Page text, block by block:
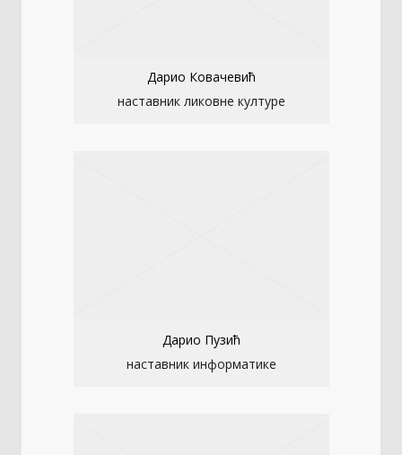
Дарио Ковачевић
наставник ликовне културе
Дарио Пузић
наставник информатике